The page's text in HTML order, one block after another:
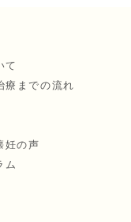
て
療までの流れ
妊の声
ム